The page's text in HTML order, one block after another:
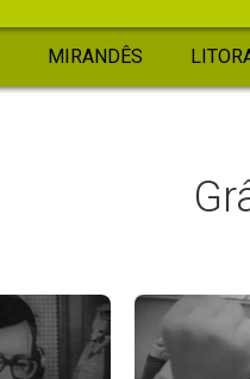
MIRANDÊS